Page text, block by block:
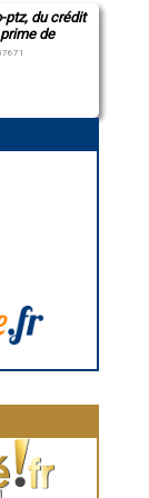
ptz, du crédit
de